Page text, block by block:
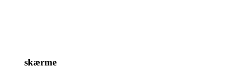
skærme